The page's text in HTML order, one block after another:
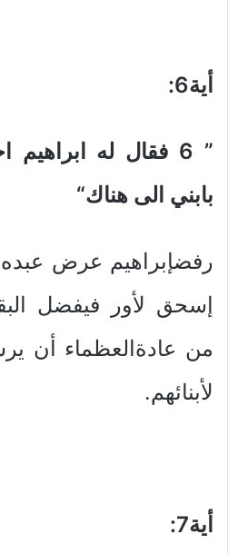
أية6 :
” 6
فقال له
بابني الى هناك“
رفضإبراهيم عرض
إسحق لأور فيفضل
من عادةالعظماء أن
لأبنائهم.
أية7 :